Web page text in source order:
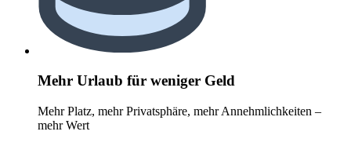
Mehr Urlaub für weniger Geld
Mehr Platz, mehr Privatsphäre, mehr Annehmlichkeiten –
mehr Wert